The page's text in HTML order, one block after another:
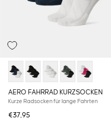
AERO FAHRRAD KURZSOCKEN
Kurze Radsocken für lange Fahrten
€37,95